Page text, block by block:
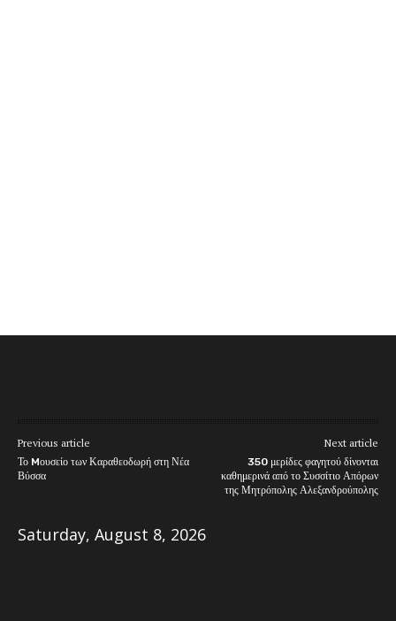
Previous article
Το Mουσείο των Καραθεοδωρή στη Νέα
Βύσσα
Next article
350 μερίδες φαγητού δίνονται
καθημερινά από το Συσσίτιο Απόρων
της Μητρόπολης Αλεξανδρούπολης
Saturday, August 8, 2026